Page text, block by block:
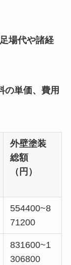
場代や諸経
の単価、費用
外壁塗装
総額
（円）
554400~8
71200
831600~1
306800